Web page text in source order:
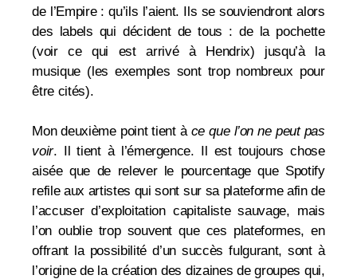
de l’Empire : qu’ils l’aient. Ils se souviendront alors
des labels qui décident de tous : de la pochette
(voir ce qui estarrivé à Hendrix) jusqu’à la
musique (lesexemples sont trop nombreux pour
être cités).
Mon deuxième point tient à ce que l’on ne peut pas
voir. Il tient à l’émergence. Il est toujours chose
aisée que de relever le pourcentage que Spotify
refile aux artistes qui sont sur sa plateforme afin de
l’accuser d’exploitation capitaliste sauvage, mais
l’on oublie trop souvent que ces plateformes, en
offrant la possibilité d’un succès fulgurant, sont à
l’origine de la création des dizaines de groupes qui,